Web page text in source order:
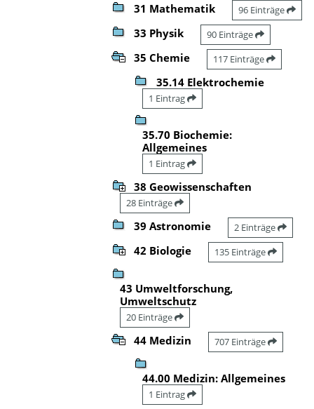
31 Mathematik 96 Einträge
33 Physik 90 Einträge
35 Chemie 117 Einträge
35.14 Elektrochemie
1 Eintrag
35.70 Biochemie:
Allgemeines
1 Eintrag
38 Geowissenschaften
28 Einträge
39 Astronomie 2 Einträge
42 Biologie 135 Einträge
43 Umweltforschung,
Umweltschutz
20 Einträge
44 Medizin 707 Einträge
44.00 Medizin: Allgemeines
1 Eintrag